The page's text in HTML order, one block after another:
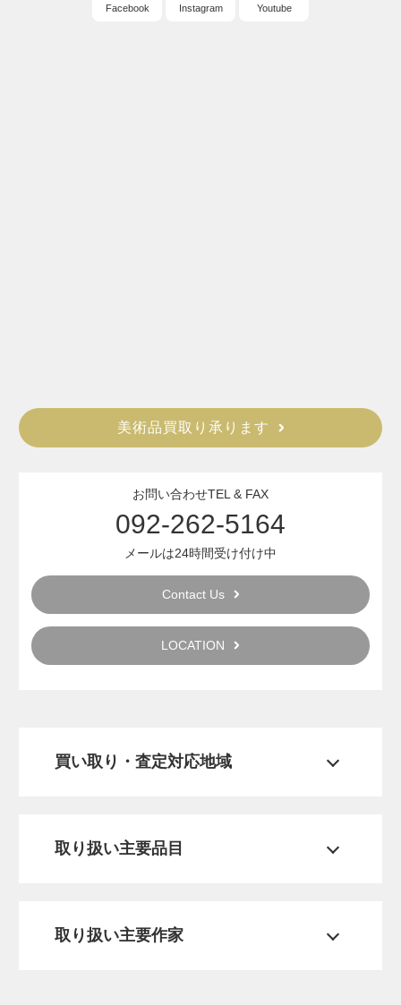
Facebook Instagram Youtube
美術品買取り承ります
お問い合わせTEL & FAX
092-262-5164
メールは24時間受け付け中
Contact Us
LOCATION
買い取り・査定対応地域
取り扱い主要品目
取り扱い主要作家